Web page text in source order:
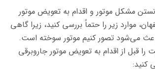
مشکل موتور و اقدام به تعویض موتور
موارد زیر را حتماً بررسی کنید، زیرا گاهی
می‌شود تصور کنیم موتور سوخته است.
قبل از اقدام به تعویض موتور جاروبرقی
کنید: